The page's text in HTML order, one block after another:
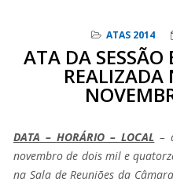
ATAS 2014
ATA DA
REALIZADA
DATA – HORÁRIO – LOCAL –
novembro de dois mil e
na Sala de Reuniões da